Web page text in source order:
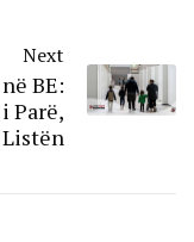
Next
BE:
Parë,
Listën